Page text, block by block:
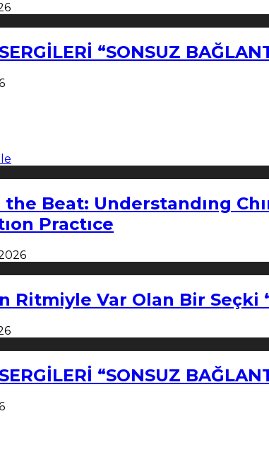
“SONSUZ
Beat: Understandıng
Practıce
Ritmiyle Var Olan Bir Seçki
“SONSUZ